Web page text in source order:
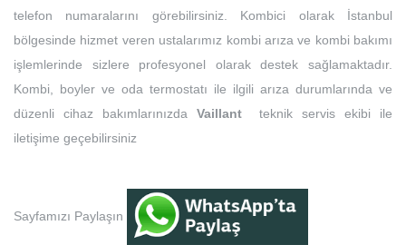
telefon numaralarını görebilirsiniz. Kombici olarak İstanbul
bölgesinde hizmet veren ustalarımız kombi arıza ve kombi bakımı
işlemlerinde sizlere profesyonel olarak destek sağlamaktadır.
Kombi, boyler ve oda termostatı ile ilgili arıza durumlarında ve
düzenli cihaz bakımlarınızda Vaillantteknik servis ekibi ile
iletişime geçebilirsiniz
Sayfamızı Paylaşın